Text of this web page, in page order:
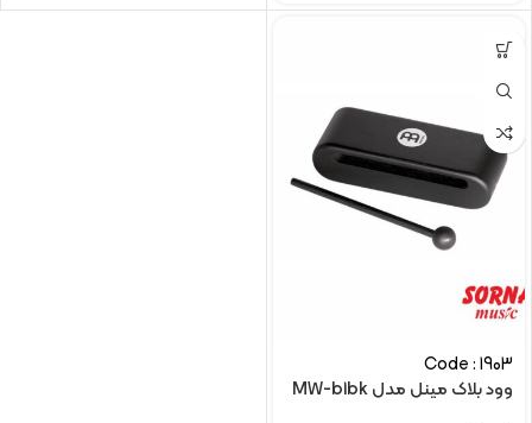
Code : 1903
وود بلاک مینل مدل MW-b1bk